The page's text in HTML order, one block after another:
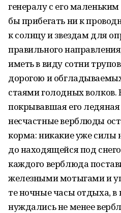
генералу с его
бы прибегать ни к
к солнцу и звездам для
правильного
иметь в виду сотни
дорогою и
стаями голодных волков.
покрывавшая его
несчастные верблюды
корма: никакие уже силы
до находящейся под
каждого верблюда
железными мотыгами и
те ночные часы отдыха,
нуждались не менее